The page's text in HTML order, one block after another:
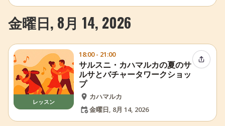
金曜日, 8月 14, 2026
レッスン
18:00 - 21:00
サルスニ・カハマルカの夏のサ
ルサとバチャータワークショッ
プ
カハマルカ
金曜日, 8月 14, 2026
イベン